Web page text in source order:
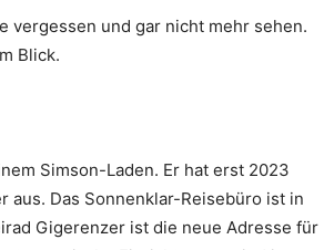
vergessen und gar nicht mehr sehen.
Blick.
Simson-Laden. Er hat erst 2023
aus. Das Sonnenklar-Reisebüro ist in
Gigerenzer ist die neue Adresse für